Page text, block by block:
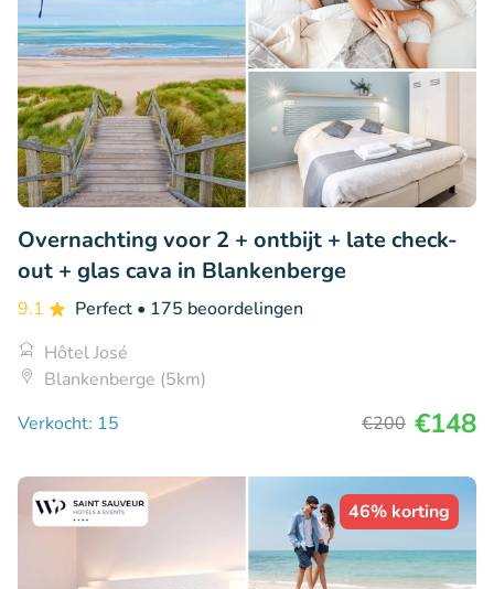
Overnachting voor 2 + ontbijt + late check-
out + glas cava in Blankenberge
9.1 Perfect • 175 beoordelingen
Hôtel José
Blankenberge (5km)
Verkocht: 15
€200 €148
46% korting